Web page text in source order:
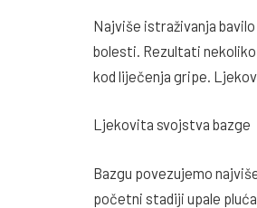
Najviše istraživanja
bolesti. Rezultati
kod liječenja gripe.
Ljekovita svojstva bazge
Bazgu povezujemo
početni stadiji upale